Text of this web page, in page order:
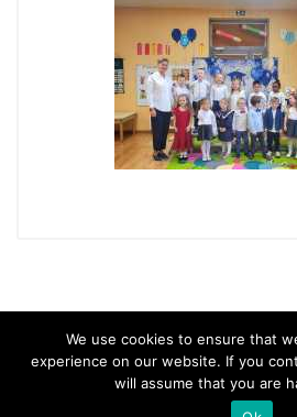
Copyright 2021 Samorządowe
We use cookies to ensure that
experience on our website. If you
will assume that you are